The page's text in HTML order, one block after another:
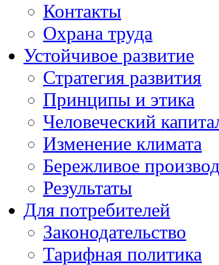
Контакты
Охрана труда
Устойчивое развитие
Стратегия развития
Принципы и этика
Человеческий
Изменение климата
Бережливое
Результаты
Для потребителей
Законодательство
Тарифная политика